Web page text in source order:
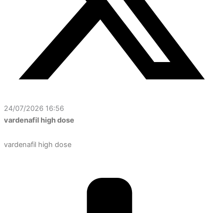
24/07/2026 16:56
vardenafil high dose
vardenafil high dose